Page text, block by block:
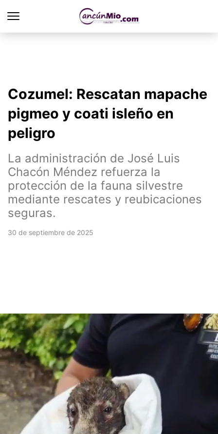
Cozumel: Rescatan mapache
pigmeo y coati isleño en
peligro
La administración de José Luis
Chacón Méndez refuerza la
protección de la fauna silvestre
mediante rescates y reubicaciones
seguras.
30 de septiembre de 2025